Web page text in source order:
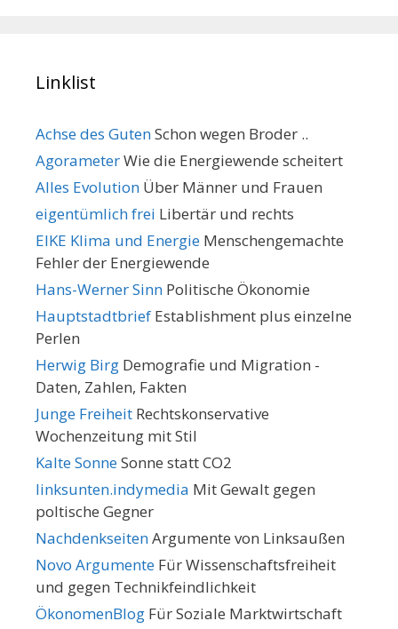
Linklist
Achse des GutenSchon wegen Broder ..
AgorameterWie die Energiewende scheitert
Alles Evolution Über Männer und Frauen
eigentümlich frei Libertär und rechts
EIKE Klima und Energie Menschengemachte
Fehler der Energiewende
Hans-Werner Sinn Politische Ökonomie
Hauptstadtbrief Establishment plus einzelne
Perlen
Herwig Birg Demografie und Migration -
Daten, Zahlen, Fakten
Junge Freiheit Rechtskonservative
Wochenzeitung mit Stil
Kalte SonneSonne statt CO2
linksunten.indymedia Mit Gewalt gegen
poltische Gegner
NachdenkseitenArgumente von Linksaußen
Novo Argumente Für Wissenschaftsfreiheit
und gegen Technikfeindlichkeit
ÖkonomenBlog Für Soziale Marktwirtschaft